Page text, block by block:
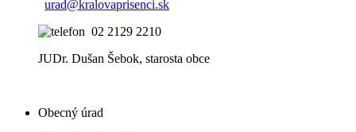
urad@kralovaprisenci.sk
02 2129 2210
JUDr. Dušan Šebok, starosta obce
Obecný úrad